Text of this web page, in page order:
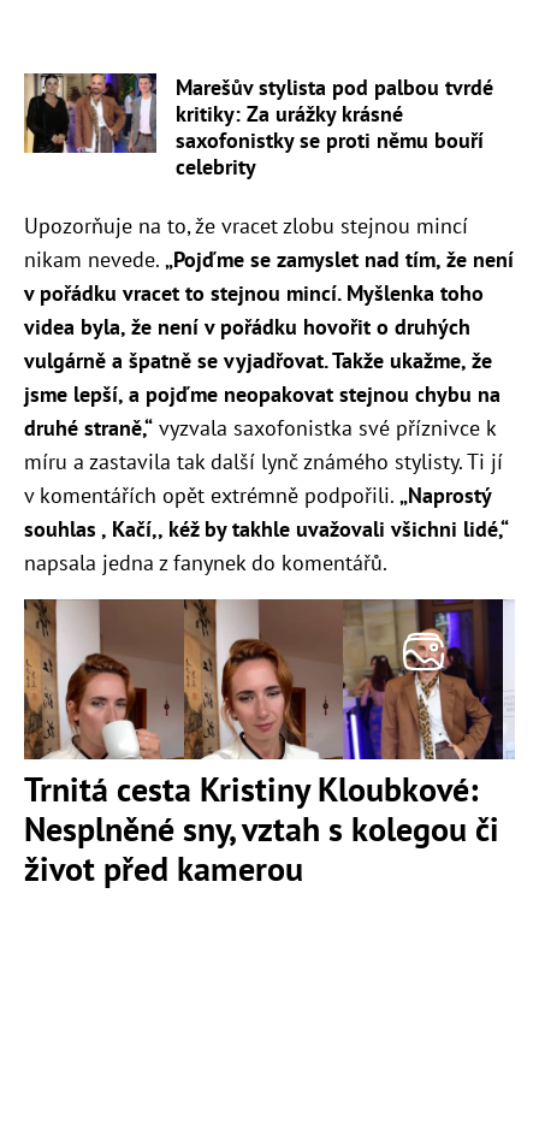
Marešův stylista pod palbou tvrdé
kritiky: Za urážky krásné
saxofonistky se proti němu bouří
celebrity
Upozorňuje na to, že vracet zlobu stejnou mincí
nikam nevede. „Pojďme se zamyslet nad tím, že není
v pořádku vracet to stejnou mincí. Myšlenka toho
videa byla, že není v pořádku hovořit o druhých
vulgárně a špatně se vyjadřovat. Takže ukažme, že
jsme lepší, a pojďme neopakovat stejnou chybu na
druhé straně,“ vyzvala saxofonistka své příznivce k
míru a zastavila tak další lynč známého stylisty. Ti jí
v komentářích opět extrémně podpořili. „Naprostý
souhlas , Kačí,, kéž by takhle uvažovali všichni lidé,“
napsala jedna z fanynek do komentářů.
Trnitá cesta Kristiny Kloubkové:
Nesplněné sny, vztah s kolegou či
život před kamerou